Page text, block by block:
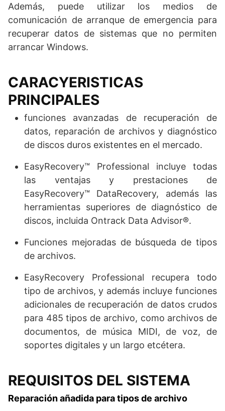
Además, puede utilizar los medios de
comunicación de arranque de emergencia para
recuperar datos de sistemas que no permiten
arrancar Windows.
CARACYERISTICAS
PRINCIPALES
funciones avanzadas de recuperación de
datos, reparación de archivos y diagnóstico
de discos duros existentes en el mercado.
EasyRecovery™ Professional incluye todas
las ventajas y prestaciones de
EasyRecovery™ DataRecovery, además las
herramientas superiores de diagnóstico de
discos, incluida Ontrack Data Advisor®.
Funciones mejoradas de búsqueda de tipos
de archivos.
EasyRecovery Professional recupera todo
tipo de archivos, y además incluye funciones
adicionales de recuperación de datos crudos
para 485 tipos de archivo, como archivos de
documentos, de música MIDI, de voz, de
soportes digitales y un largo etcétera.
REQUISITOS DEL SISTEMA
Reparación añadida para tipos de archivo